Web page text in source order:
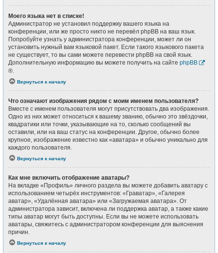
Моего языка нет в списке!
Администратор не установил поддержку вашего языка на
конференции, или же просто никто не перевёл phpBB на ваш язык.
Попробуйте узнать у администратора конференции, может ли он
установить нужный вам языковой пакет. Если такого языкового пакета
не существует, то вы сами можете перевести phpBB на свой язык.
Дополнительную информацию вы можете получить на сайте phpBB
®.
Вернуться к началу
Что означают изображения рядом с моим именем пользователя?
Вместе с именем пользователя могут присутствовать два изображения.
Одно из них может относиться к вашему званию, обычно это звёздочки,
квадратики или точки, указывающие на то, сколько сообщений вы
оставили, или на ваш статус на конференции. Другое, обычно более
крупное, изображение известно как «аватара» и обычно уникально для
каждого пользователя.
Вернуться к началу
Как мне включить отображение аватары?
На вкладке «Профиль» личного раздела вы можете добавить аватару с
использованием четырёх инструментов: «Граватар», «Галерея
аватар», «Удалённая аватара» или «Загружаемая аватара». От
администратора зависит, включена ли поддержка аватар, а также какие
типы аватар могут быть доступны. Если вы не можете использовать
аватары, свяжитесь с администратором конференции для выяснения
причин.
Вернуться к началу